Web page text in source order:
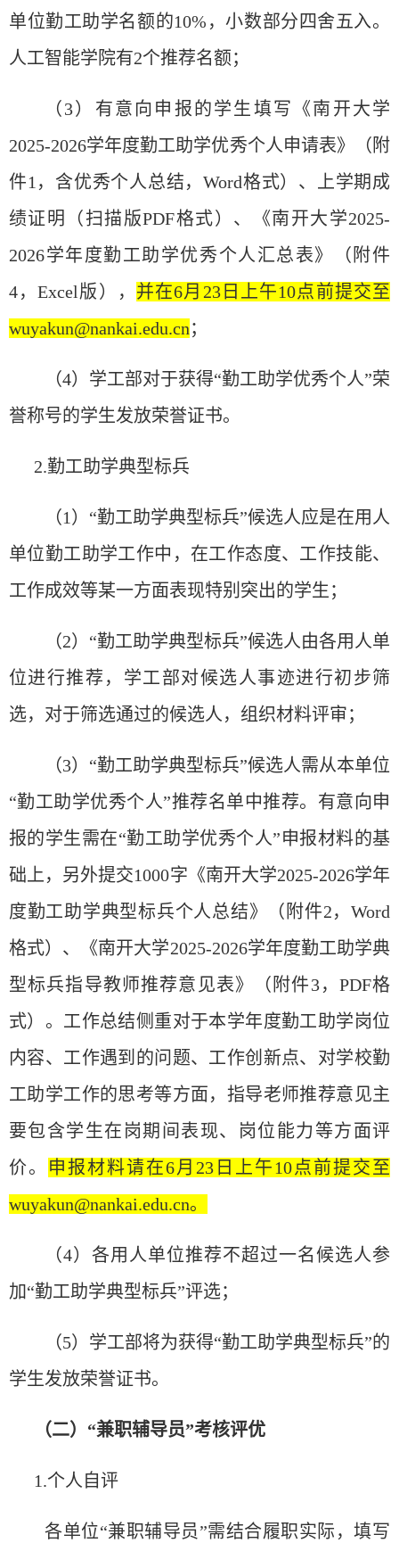
单位勤工助学名 额的10%，小数部分四舍五入。
人工智能学院有2个推荐名额；
（ 3）有意向申报的学生填写《南开大学
2025-2026学年度勤工助学优秀个人申请表》（附
件1，含优秀个人总结，Word格式）、
上学期成
绩证明（扫描版PDF格式）、 《南开大学2025-
2026学年度勤工助学优秀个人汇总表》（附件
4，Excel版 ）， 并在6月23日上午10点前提交至
wuyakun@nankai.edu.cn；
（4）学工部对于获得“勤工助学优秀个人”荣
誉称号的学生发放荣誉证书。
2.勤工助学典型标兵
（1） “勤工助学典型标兵”候选人应是在用人
单位勤工助学工作中，在工作态度、工作技能、
工作成效等某一方面表现特别 突出的学生；
（2） “勤工助学典型标兵”候选人由各用人单
位进行推荐，学工部对候选 人事迹进行初步筛
选， 对于筛选通过的候选人， 组织材料评审；
（3）“勤工助学典型标兵”候选人需从本单位
“勤工助学优秀个人”推荐名单中推荐。有意向申
报的学生需在“勤工助学优秀个人”申报材料的基
础上，另外提交1000字《南开大学2025-2026学年
度勤工助学典型标兵个人总结》（ 附件2，Word
格式）、《南开大学2025-2026学年度勤工助学典
型标兵指导教师推荐意见表》（ 附件3， PDF格
式）。工作总结侧重对于本学年度勤工助学岗位
内容、工作遇到的问题、工作创新点、对学校勤
工助学工作的思考等方面，指导老师推荐意见主
要包含学生在岗期间表现、岗位能力等方面评
价。 申报材料请在6月23日上午10点前提交至
wuyakun@nankai.edu.cn。
（4）各用人单位推荐不超过一名候选人参
加“勤工助学典型标兵”评选；
（5）学工部将为获得“勤工助学典型标兵”的
学生发放荣誉证书。
（二） “兼职辅导员”考核评优
1.个人自评
各单位“兼职辅导员”需结合履职实际，填写